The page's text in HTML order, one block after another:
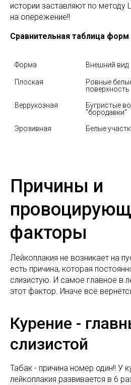
истории заставляют по
на опережение!!
Сравнительная таблица форм
Форма Внешний вид
Плоская
Ровные
поверхность
Веррукозная
Бугристые
"бородавки"
Эрозивная Белые
Причины и
факторы
Лейкоплакия не возникает на
есть причина, которая
слизистую. И самое главное в
этот фактор. Иначе всё
Курение -
слизистой
Табак - причина номер один!! У
лейкоплакия развивается в 6